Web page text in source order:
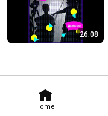
Home
26:08